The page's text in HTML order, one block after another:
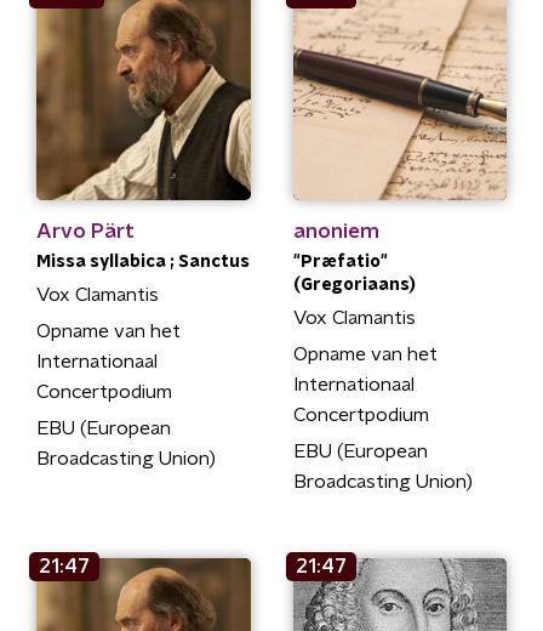
Arvo Pärt
Missa syllabica ; Sanctus
Vox Clamantis
Opname van het
Internationaal
Concertpodium
EBU (European
Broadcasting Union)
anoniem
"Præfatio"
(Gregoriaans)
Vox Clamantis
Opname van het
Internationaal
Concertpodium
EBU (European
Broadcasting Union)
21:47 21:47